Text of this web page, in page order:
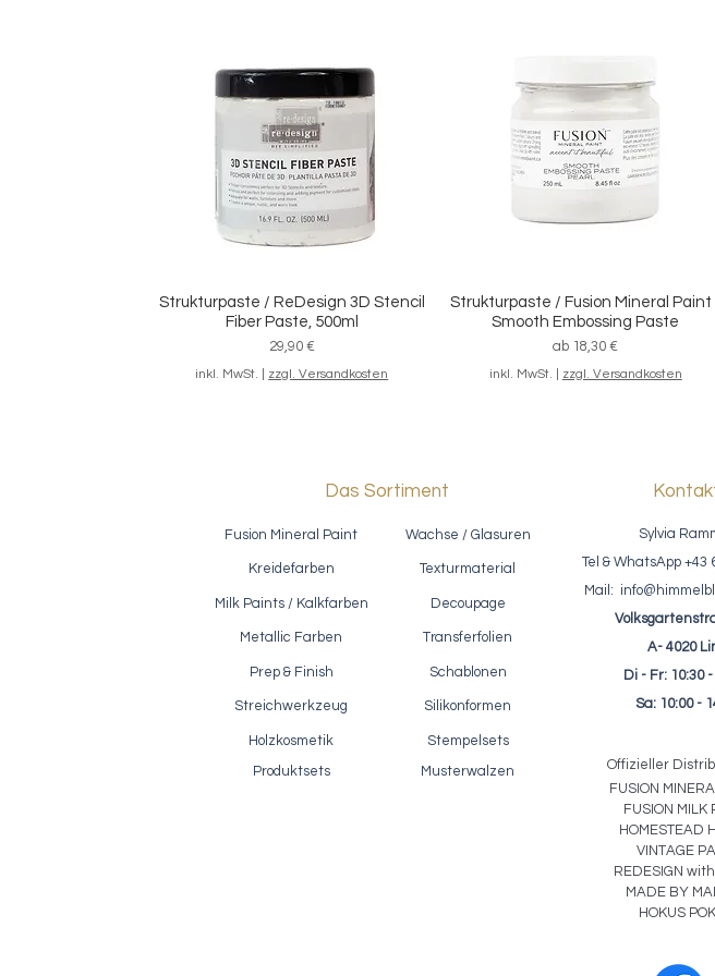
Schnellansicht
Malerband "Premium Masking Tape"
für saubere Kanten
ab6,20 €
Sale-Preis
inkl. MwSt.|zzgl. Versandkosten
Schnellansicht
Set / Streichset "Grundausstattung",
7-teilig
Standardpreis
46,20 € Sale-Preis
39,80 €
Schnellansicht
Strukturpaste / ReDesign 3D Stencil
Fiber Paste, 500ml
Preis
29,90 €
inkl. MwSt. zzgl. Versandkosten
Schnellansicht
Strukturpaste / Fusion Mineral Paint
Smooth Embossing Paste
ab 18,30 €
Sale-Preis
inkl. MwSt. zzgl. Versandkosten
Schnellansicht
Reißlack / Polyvine - Crackle Glaze,
500ml
Schnellansicht
Effektpaste / ReDesign - Glass
Bead Gel - Glasperlen Paste
Das Sortiment
Fusion Mineral Paint Wachse / Glasuren
Kreidefarben Texturmaterial
Milk Paints / Kalkfarben Decoupage
Metallic Farben Transferfolien
Prep & Finish Schablonen
Streichwerkzeug Silikonformen
Holzkosmetik
Stempelsets
Produktsets
Musterwalzen
Sylvia
Tel & WhatsApp +43
Mail:
A- 4020
Di - Fr: 10:30
Sa: 10:00 -
Offizieller
FUSION MINER
FUSION MILK
HOMESTEAD
VINTAGE
REDESIGN
MADE BY
HOKUS